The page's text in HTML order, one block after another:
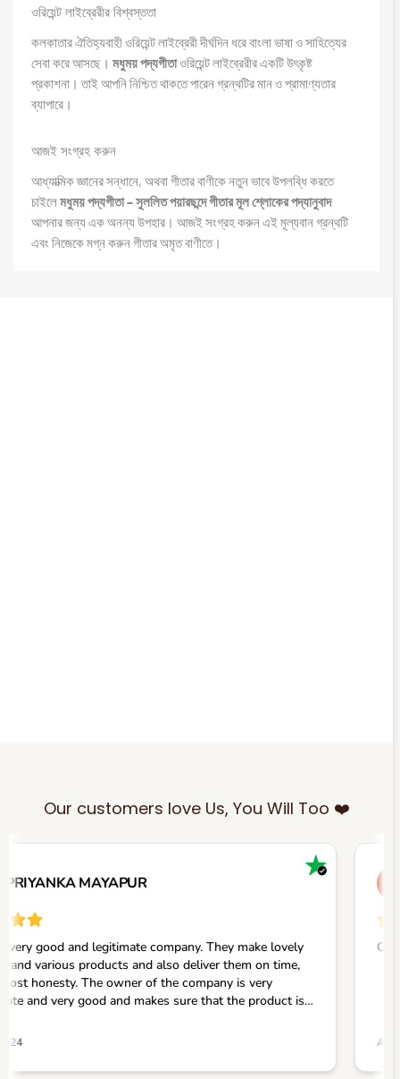
ওরিয়েন্ট লাইব্রেরীর বিশ্বস্ততা
কলকাতার ঐতিহ্যবাহী ওরিয়েন্ট লাইব্রেরী দীর্ঘদিন ধরে বাংলা ভাষা ও সাহিত্যের
সেবা করে আসছে। মধুময় পদ্যগীতাওরিয়েন্ট লাইব্রেরীর একটি উৎকৃষ্ট
প্রকাশনা। তাই আপনি নিশ্চিত থাকতে পারেন গ্রন্থটির মান ও প্রামাণ্যতার
ব্যাপারে।
আজই সংগ্রহ করুন
আধ্যাত্মিক জ্ঞানের সন্ধানে, অথবা গীতার বাণীকে নতুন ভাবে উপলব্ধি করতে
চাইলেমধুময় পদ্যগীতা – সুললিত পয়ারছন্দে গীতার মূল শ্লোকের পদ্যানুবাদ
আপনার জন্য এক অনন্য উপহার। আজই সংগ্রহ করুন এই মূল্যবান গ্রন্থটি
এবং নিজেকে মগ্ন করুন গীতার অমৃত বাণীতে।
Our customers love Us, You Will Too ❤️